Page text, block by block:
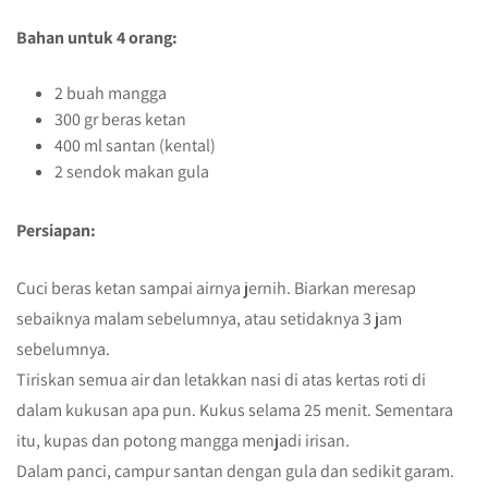
Bahan untuk 4 orang:
2 buah mangga
300 gr beras ketan
400 ml santan (kental)
2 sendok makan gula
Persiapan:
Cuci beras ketan sampai airnya jernih. Biarkan meresap
sebaiknya malam sebelumnya, atau setidaknya 3 jam
sebelumnya.
Tiriskan semua air dan letakkan nasi di atas kertas roti di
dalam kukusan apa pun. Kukus selama 25 menit. Sementara
itu, kupas dan potong mangga menjadi irisan.
Dalam panci, campur santan dengan gula dan sedikit garam.